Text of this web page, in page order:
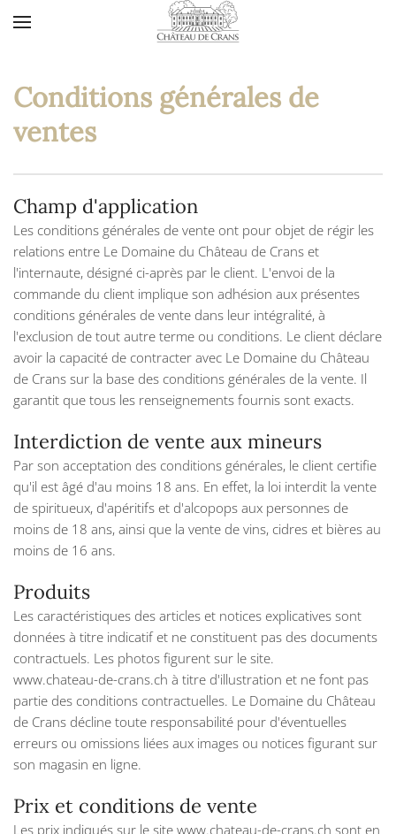
Conditions générales de
ventes
Champ d'application
Les conditions générales de vente ont pour objet de régir les
relations entre Le Domaine du Château de Crans et
l'internaute, désigné ci-après par le client. L'envoi de la
commande du client implique son adhésion aux présentes
conditions générales de vente dans leur intégralité, à
l'exclusion de tout autre terme ou conditions. Le client déclare
avoir la capacité de contracter avec Le Domaine du Château
de Crans sur la base des conditions générales de la vente. Il
garantit que tous les renseignements fournis sont exacts.
Interdiction de vente aux mineurs
Par son acceptation des conditions générales, le client certifie
qu'il est âgé d'au moins 18 ans. En effet, la loi interdit la vente
de spiritueux, d'apéritifs et d'alcopops aux personnes de
moins de 18 ans, ainsi que la vente de vins, cidres et bières au
moins de 16 ans.
Produits
Les caractéristiques des articles et notices explicatives sont
données à titre indicatif et ne constituent pas des documents
contractuels. Les photos figurent sur le site.
www.chateau-de-crans.ch à titre d'illustration et ne font pas
partie des conditions contractuelles. Le Domaine du Château
de Crans décline toute responsabilité pour d'éventuelles
erreurs ou omissions liées aux images ou notices figurant sur
son magasin en ligne.
Prix et conditions de vente
Les prix indiqués sur le site www.chateau-de-crans.ch sont en